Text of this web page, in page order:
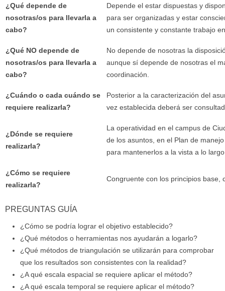
¿Qué depende de
nosotras/os para llevarla a
cabo?
Depende el estar dispuestas y
para ser organizadas y estar
un consistente y constante trabajo
¿Qué NO depende de
nosotras/os para llevarla a
cabo?
No depende de nosotras la
aunque sí depende de nosotras el
coordinación.
¿Cuándo o cada cuándo se
requiere realizarla?
Posterior a la caracterización del
vez establecida deberá ser
¿Dónde se requiere
realizarla?
La operatividad en el campus de
de los asuntos, en el Plan de
para mantenerlos a la vista a lo
¿Cómo se requiere
realizarla?
Congruente con los principios base,
PREGUNTAS GUÍA
¿Cómo se podría lograr el objetivo establecido?
¿Qué métodos o herramientas nos ayudarán a logarlo?
¿Qué métodos de triangulación se utilizarán para comprobar
que los resultados son consistentes con la realidad?
¿A qué escala espacial se requiere aplicar el método?
¿A qué escala temporal se requiere aplicar el método?